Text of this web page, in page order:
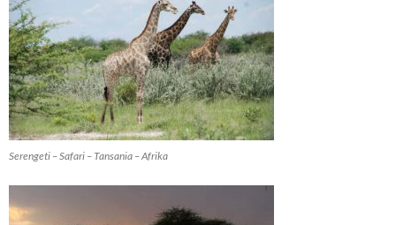
Serengeti – Safari – Tansania – Afrika